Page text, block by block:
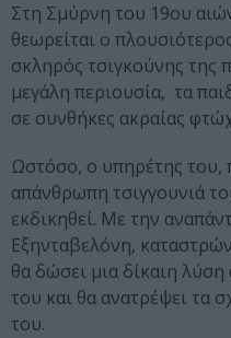
Στη Σμύρνη του 19ου
θεωρείται ο
σκληρός τσιγκούνης της
μεγάλη περιουσία, τα
σε συνθήκες ακραίας
Ωστόσο, ο υπηρέτης του,
απάνθρωπη τσιγγουνιά
εκδικηθεί. Με την
Εξηνταβελόνη,
θα δώσει μια δίκαιη
του και θα ανατρέψει τα
του.